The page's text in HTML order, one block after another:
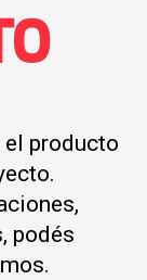
el producto
podés